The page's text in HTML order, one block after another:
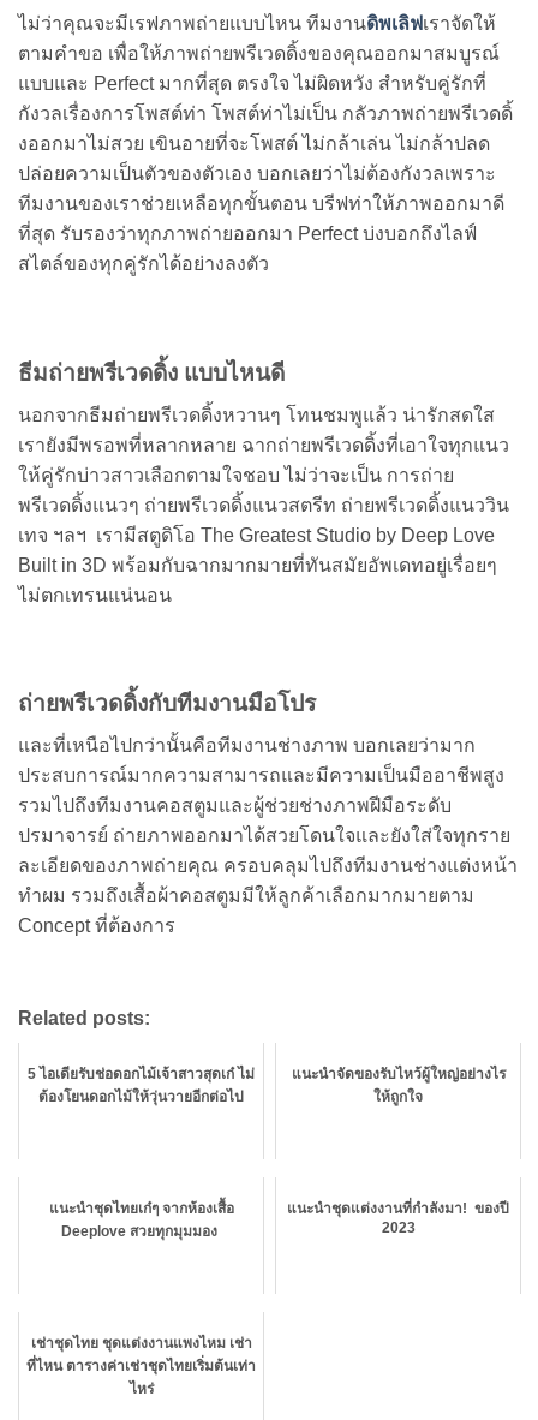
ไม่ว่าคุณจะมีเรฟภาพถ่ายแบบไหน ทีมงานดิพเลิฟเราจัดให้
ตามคำขอ เพื่อให้ภาพถ่ายพรีเวดดิ้งของคุณออกมาสมบูรณ์
แบบและ Perfect มากที่สุด ตรงใจ ไม่ผิดหวัง สำหรับคู่รักที่
กังวลเรื่องการโพสต์ท่า โพสต์ท่าไม่เป็น กลัวภาพถ่ายพรีเวดดิ้
งออกมาไม่สวย เขินอายที่จะโพสต์ ไม่กล้าเล่น ไม่กล้าปลด
ปล่อยความเป็นตัวของตัวเอง บอกเลยว่าไม่ต้องกังวลเพราะ
ทีมงานของเราช่วยเหลือทุกขั้นตอน บรีฟท่าให้ภาพออกมาดี
ที่สุด รับรองว่าทุกภาพถ่ายออกมา Perfect บ่งบอกถึงไลฟ์
สไตล์ของทุกคู่รักได้อย่างลงตัว
ธีมถ่ายพรีเวดดิ้ง แบบไหนดี
นอกจากธีมถ่ายพรีเวดดิ้งหวานๆ โทนชมพูแล้ว น่ารักสดใส
เรายังมีพรอพที่หลากหลาย ฉากถ่ายพรีเวดดิ้งที่เอาใจทุกแนว
ให้คู่รักบ่าวสาวเลือกตามใจชอบ ไม่ว่าจะเป็น การถ่าย
พรีเวดดิ้งแนวๆ ถ่ายพรีเวดดิ้งแนวสตรีท ถ่ายพรีเวดดิ้งแนววิน
เทจ ฯลฯ เรามีสตูดิโอ The Greatest Studio by Deep Love
Built in 3D พร้อมกับฉากมากมายที่ทันสมัยอัพเดทอยู่เรื่อยๆ
ไม่ตกเทรนแน่นอน
ถ่ายพรีเวดดิ้งกับทีมงานมือโปร
และที่เหนือไปกว่านั้นคือทีมงานช่างภาพ บอกเลยว่ามาก
ประสบการณ์มากความสามารถและมีความเป็นมืออาชีพสูง
รวมไปถึงทีมงานคอสตูมและผู้ช่วยช่างภาพฝีมือระดับ
ปรมาจารย์ ถ่ายภาพออกมาได้สวยโดนใจและยังใส่ใจทุกราย
ละเอียดของภาพถ่ายคุณ ครอบคลุมไปถึงทีมงานช่างแต่งหน้า
ทำผม รวมถึงเสื้อผ้าคอสตูมมีให้ลูกค้าเลือกมากมายตาม
Concept ที่ต้องการ
Related posts:
5 ไอเดียรับช่อดอกไม้เจ้าสาวสุดเก๋ ไม่
ต้องโยนดอกไม้ให้วุ่นวายอีกต่อไป
แนะนำจัดของรับไหว้ผู้ใหญ่อย่างไร
ให้ถูกใจ
แนะนำชุดไทยเก๋ๆ จากห้องเสื้อ
Deeplove สวยทุกมุมมอง
แนะนำชุดแต่งงานที่กำลังมา! ของปี
2023
เช่าชุดไทย ชุดแต่งงานแพงไหม เช่า
ที่ไหน ตารางค่าเช่าชุดไทยเริ่มต้นเท่า
ไหร่